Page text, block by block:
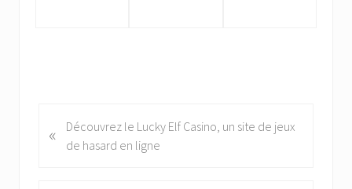
r
«
Découvrez le Lucky Elf Casino, un site de jeux
de hasard en ligne